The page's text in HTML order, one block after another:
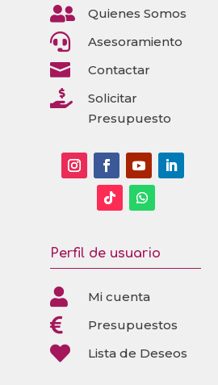
 Quienes Somos
 Asesoramiento
 Contactar

Solicitar
Presupuesto
Perfil de usuario
 Mi cuenta
 Presupuestos
 Lista de Deseos